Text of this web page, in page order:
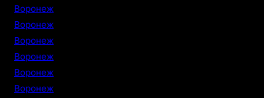
Воронеж
Воронеж
Воронеж
Воронеж
Воронеж
Воронеж